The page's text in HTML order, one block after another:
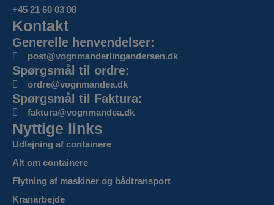
+45 21 60 03 08
Kontakt
Generelle henvendelser:
post@vognmanderlingandersen.dk
Spørgsmål til ordre:
ordre@vognmandea.dk
Spørgsmål til Faktura:
faktura@vognmandea.dk
Nyttige links
Udlejning af containere
Alt om containere
Flytning af maskiner og bådtransport
Kranarbejde